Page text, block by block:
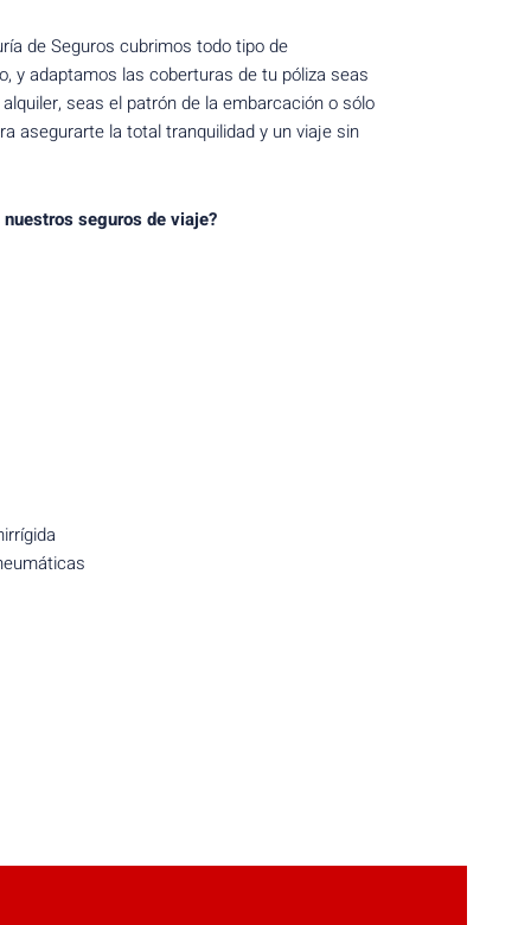
de Seguros cubrimos todo tipo de
y adaptamos las coberturas de tu póliza seas
seas el patrón de la embarcación o sólo
asegurarte la total tranquilidad y un viaje sin
seguros de viaje?